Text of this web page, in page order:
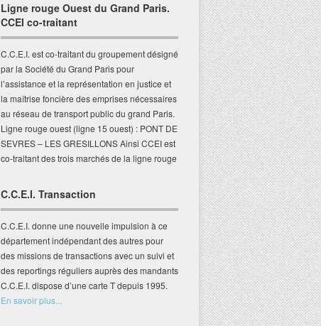
Ligne rouge Ouest du Grand Paris.
CCEI co-traitant
C.C.E.I. est co-traitant du groupement désigné
par la Société du Grand Paris pour
l’assistance et la représentation en justice et
la maîtrise foncière des emprises nécessaires
au réseau de transport public du grand Paris.
Ligne rouge ouest (ligne 15 ouest) : PONT DE
SEVRES – LES GRESILLONS Ainsi CCEI est
co-traitant des trois marchés de la ligne rouge
C.C.E.I. Transaction
C.C.E.I. donne une nouvelle impulsion à ce
département indépendant des autres pour
des missions de transactions avec un suivi et
des reportings réguliers auprès des mandants
C.C.E.I. dispose d’une carte T depuis 1995.
En savoir plus...